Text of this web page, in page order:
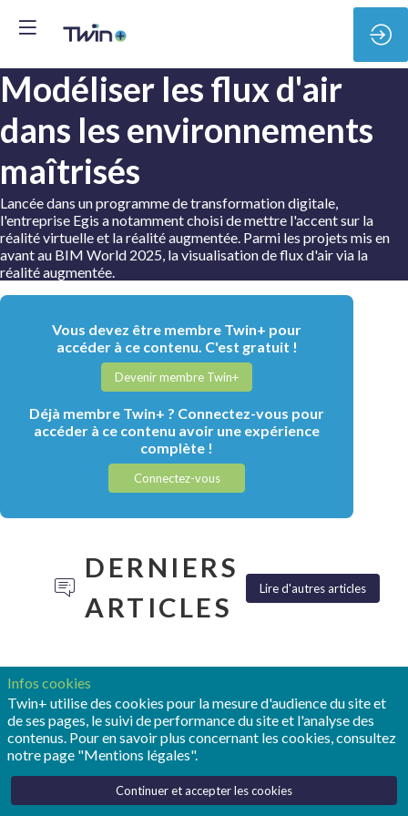
Modéliser les flux d'air
dans les environnements
maîtrisés
Lancée dans un programme de transformation digitale,
l'entreprise Egis a notamment choisi de mettre l'accent sur la
réalité virtuelle et la réalité augmentée. Parmi les projets mis en
avant au BIM World 2025, la visualisation de flux d'air via la
réalité augmentée.
Vous devez être membre Twin+ pour
accéder à ce contenu. C'est gratuit !
Devenir membre Twin+
Déjà membre Twin+ ? Connectez-vous pour
accéder à ce contenu avoir une expérience
complète !
Connectez-vous
DERNIERS
ARTICLES
Lire d'autres articles
TONY
HEMMELGARN:
JUMEAU
NUMÉRIQUE
POUR
OPMOBILITY,
JUMEAU
NUMÉRIQUE
REALIZE
FAIT
ENTRER
Infos cookies
Twin+ utilise des cookies pour la mesure d'audience du site et
de ses pages, le suivi de performance du site et l'analyse des
contenus. Pour en savoir plus concernant les cookies, consultez
notre page "Mentions légales".
Continuer et accepter les cookies